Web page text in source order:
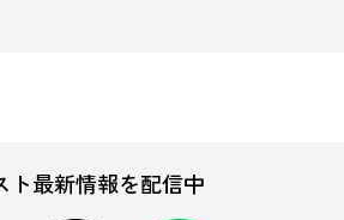
ト最新情報を配信中